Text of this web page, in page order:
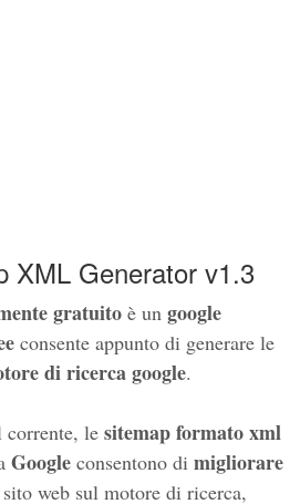
XML Generator v1.3
gratuito è un google
consente appunto di generare le
di ricerca google.
corrente, le sitemap formato xml
Google consentono di migliorare
web sul motore di ricerca,